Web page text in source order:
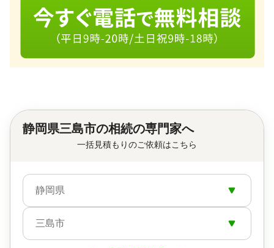
静岡県三島市の相続の専門家へ
一括見積もりのご依頼はこちら
静岡県
三島市